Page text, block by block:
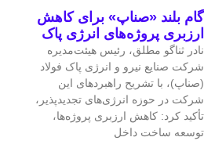
گام بلند «صناپ» برای کاهش
ارزبری پروژه‌های انرژی پاک
نادر ثناگو مطلق، رئیس هیئت‌مدیره
شرکت صنایع نیرو و انرژی پاک فولاد
(صناپ)، با تشریح راهبردهای این
شرکت در حوزه انرژی‌های تجدیدپذیر،
تأکید کرد: کاهش ارزبری پروژه‌ها،
توسعه ساخت داخل